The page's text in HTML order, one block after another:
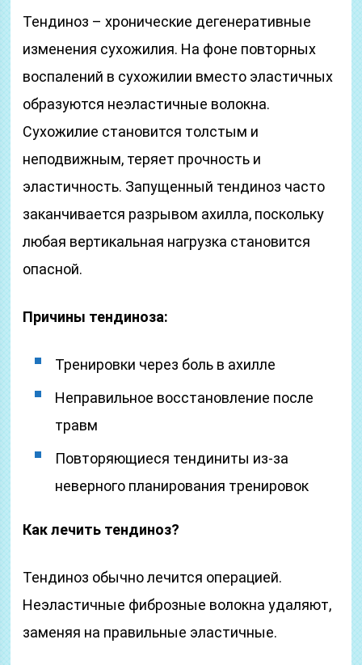
Тендиноз – хронические дегенеративные
изменения сухожилия. На фоне повторных
воспалений в сухожилии вместо эластичных
образуются неэластичные волокна.
Сухожилие становится толстым и
неподвижным, теряет прочность и
эластичность. Запущенный тендиноз часто
заканчивается разрывом ахилла, поскольку
любая вертикальная нагрузка становится
опасной.
Причины тендиноза:
Тренировки через боль в ахилле
Неправильное восстановление после
травм
Повторяющиеся тендиниты из-за
неверного планирования тренировок
Как лечить тендиноз?
Тендиноз обычно лечится операцией.
Неэластичные фиброзные волокна удаляют,
заменяя на правильные эластичные.